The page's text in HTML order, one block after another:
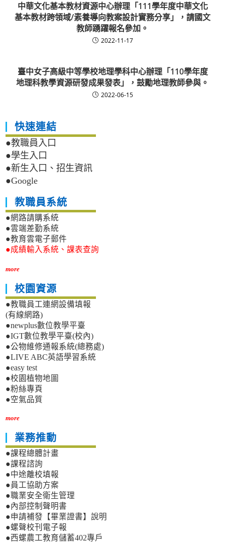
中華文化基本教材資源中心辦理「111學年度中華文化
基本教材跨領域/素養導向教案設計實務分享」，請國文
教師踴躍報名參加。
2022-11-17
臺中女子高級中等學校地理學科中心辦理「110學年度
地理科教學資源研發成果發表」，鼓勵地理教師參與。
2022-06-15
快速連結
●教職員入口
●學生入口
●新生入口、招生資訊
●Google
教職員系統
●網路請購系統
●雲端差勤系統
●教育雲電子郵件
●成績輸入系統、課表查詢
more
校園資源
●教職員工連網設備填報
(有線網路)
●newplus數位教學平臺
●IGT數位教學平臺(校內)
●公物維修通報系統(總務處)
●LIVE ABC英語學習系統
●easy test
●校園植物地圖
●粉絲專頁
●空氣品質
more
業務推動
●課程總體計畫
●課程諮詢
●中途離校填報
●員工協助方案
●職業安全衛生管理
●內部控制聲明書
●申請補發【畢業證書】說明
●螺聲校刊電子報
●西螺農工教育儲蓄402專戶